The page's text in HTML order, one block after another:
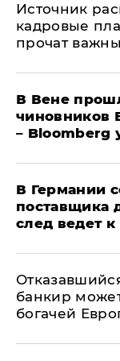
​Источник
кадровые
прочат
В Вене
чиновников
– Bloomberg
​В Германии
поставщика
след ведет к
банкир
богачей